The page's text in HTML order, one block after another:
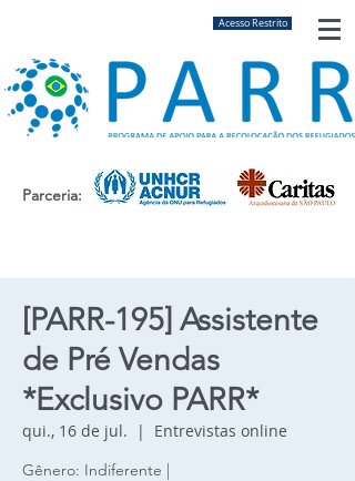
Acesso Restrito
Parceria:
[PARR-195] Assistente
de Pré Vendas
*Exclusivo PARR*
qui., 16 de jul.
  |
Entrevistas online
Gênero: Indiferente |